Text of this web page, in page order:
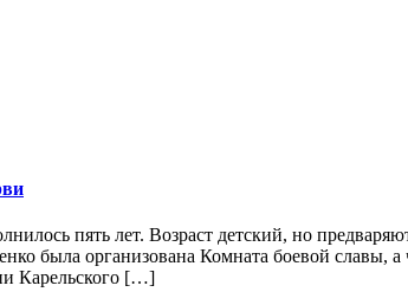
пять лет. Возраст детский, но
была организована Комната боевой славы,
Карельского […]